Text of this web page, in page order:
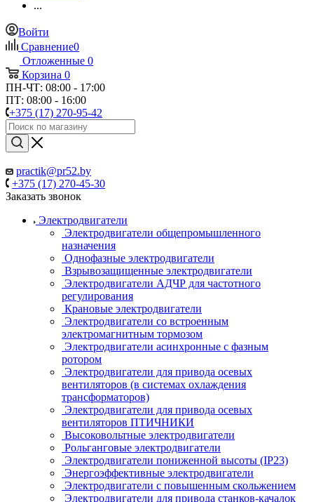
...
Войти
Сравнение0
Отложенные 0
Корзина 0
ПН-ЧТ: 08:00 - 17:00
ПТ: 08:00 - 16:00
+375 (17) 270-95-42
practik@pr52.by
+375 (17) 270-45-30
Заказать звонок
Электродвигатели
Электродвигатели общепромышленного
назначения
Однофазные электродвигатели
Взрывозащищенные электродвигатели
Электродвигатели АДЧР для частотного
регулирования
Крановые электродвигатели
Электродвигатели со встроенным
электромагнитным тормозом
Электродвигатели асинхронные с фазным
ротором
Электродвигатели для привода осевых
вентиляторов (в системах охлаждения
трансформаторов)
Электродвигатели для привода осевых
вентиляторов ПТИЧНИКИ
Высоковольтные электродвигатели
Рольганговые электродвигатели
Электродвигатели пониженной высоты (IP23)
Энергоэффективные электродвигатели
Электродвигатели с повышенным скольжением
Электродвигатели для привода станков-качалок